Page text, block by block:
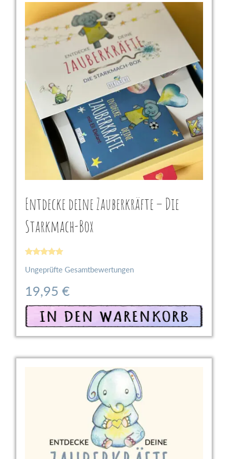
Entdecke deine Zauberkräfte – Die
Starkmach-Box
mit
Ungeprüfte Gesamtbewertungen
19,95 €
In den Warenkorb